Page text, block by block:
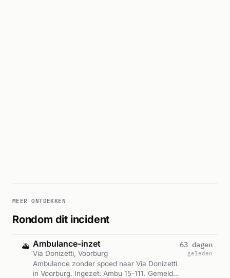
MEER ONTDEKKEN
Rondom dit incident
🚑 Ambulance-inzet
Via Donizetti, Voorburg
Ambulance zonder spoed naar Via Donizetti
in Voorburg. Ingezet: Ambu 15-111. Gemeld
63 dagen
geleden